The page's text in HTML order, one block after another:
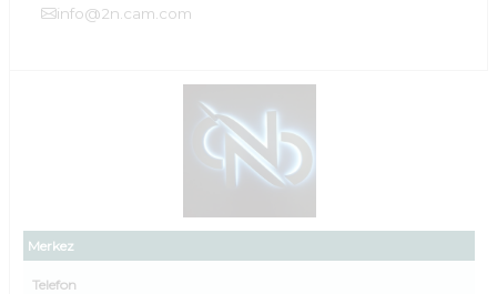
Merkez
Telefon
info@2n.cam.com